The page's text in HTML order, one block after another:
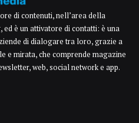
di contenuti, nell’area della
è un attivatore di contatti: è una
di dialogare tra loro, grazie a
e mirata, che comprende magazine
web, social network e app.